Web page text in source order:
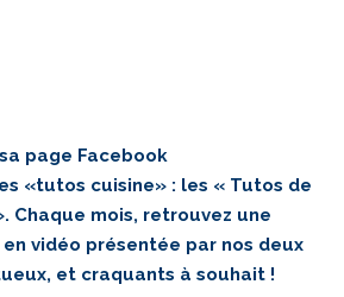
page Facebook
«tutos cuisine» : les « Tutos de
Chaque mois, retrouvez une
vidéo présentée par nos deux
et craquants à souhait !